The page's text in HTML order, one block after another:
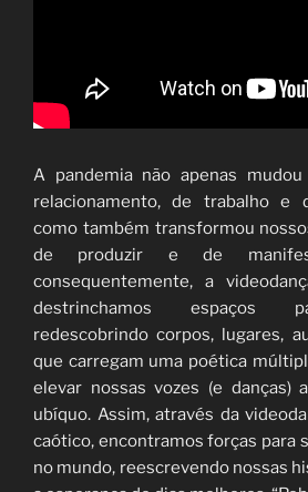
A pandemia não apenas
relacionamento, de trabalho e
como também transformou
de produzir e de
consequentemente, a
destrinchamos espaços
redescobrindo corpos, lugares,
que carregam uma poética
elevar nossas vozes (e danças)
ubíquo. Assim, através da
caótico, encontramos forças para
no mundo, reescrevendo nossas